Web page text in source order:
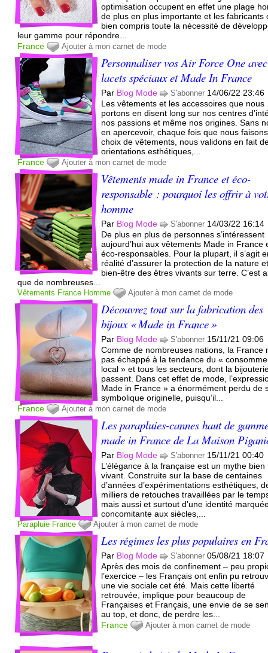
optimisation occupent en effet une plage
de plus en plus importante et les fabricants
bien compris toute la nécessité de
leur gamme pour répondre...
France
Ajouter à mon carnet de mode
Personnaliser vos Air Force One
lacets spéciaux et Made In France
Par Blog Mode S'abonner 14/06/22 23:46
Les vêtements et les accessoires que nous
portons en disent long sur nos centres
nos passions et même nos origines. Sans
en apercevoir, chaque fois que nous
choix de vêtements, nous validons en fait
orientations esthétiques,...
France
Ajouter à mon carnet de mode
Vêtements made in France et éco-
responsable : pourquoi les offrir à
homme
Par Blog Mode S'abonner 14/03/22 16:14
De plus en plus de personnes s’intéressent
aujourd’hui aux vêtements Made in France
éco-responsables. Pour la plupart, il s’agit
réalité d’assurer la protection de la nature
bien-être des êtres vivants sur terre. C’est
que de nombreuses...
Vêtements France Homme Ajouter à mon carnet de mode
Découvrez tout sur la fabrication des
bijoux « Made in France »
Par Blog Mode S'abonner 15/11/21 09:06
Comme de nombreuses nations, la France
pas échappé à la tendance du «
local » et tous les secteurs, dont la
passent. Dans cet effet de mode,
Made in France » a énormément perdu de
symbolique originelle, puisqu’il...
France
Ajouter à mon carnet de mode
Les parapluies-cannes haut de
made in France de La Maison
Par Blog Mode S'abonner 15/11/21 00:40
L’élégance à la française est un mythe bien
vivant. Construite sur la base de centaines
d’années d’expérimentations esthétiques,
milliers de retouches travaillées par le
mais aussi et surtout d’une identité
concomitante aux siècles,...
Parapluie France Ajouter à mon carnet de mode
Les régimes les plus populaires en
Par Blog Mode S'abonner 05/08/21 18:07
Après des mois de confinement – peu
l’exercice – les Français ont enfin pu
une vie sociale cet été. Mais cette liberté
retrouvée, implique pour beaucoup de
Françaises et Français, une envie de se
au top, et donc, de perdre les...
France
Ajouter à mon carnet de mode